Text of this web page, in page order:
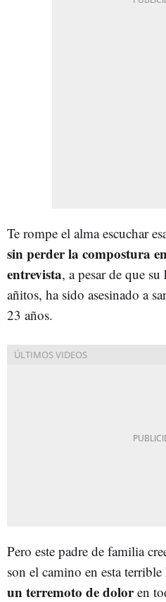
Te rompe el alma escuchar
sin perder la compostura
entrevista, a pesar de que
añitos, ha sido asesinado a
23 años.
Pero este padre de familia
son el camino en esta
un terremoto de doloren